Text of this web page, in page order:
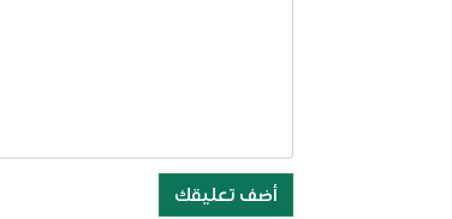
أضف تعليقك